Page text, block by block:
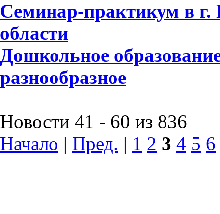
Семинар-практикум в
области
Дошкольное
разнообразное
Новости 41 - 60 из 836
Начало | Пред. | 1 2 3 4 5 6